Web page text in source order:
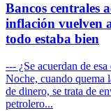
Bancos centrales
inflación vuelven
todo estaba bien
--- ¿Se acuerdan de
Noche, cuando quema
de dinero, se trata de
petrolero...